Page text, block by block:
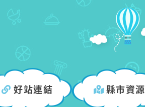
好站連結 縣市資源